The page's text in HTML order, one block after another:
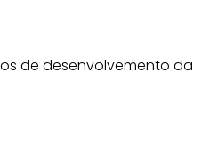
de desenvolvemento da